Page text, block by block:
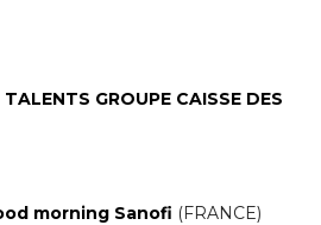
TALENTS GROUPE CAISSE DES
morning Sanofi (FRANCE)